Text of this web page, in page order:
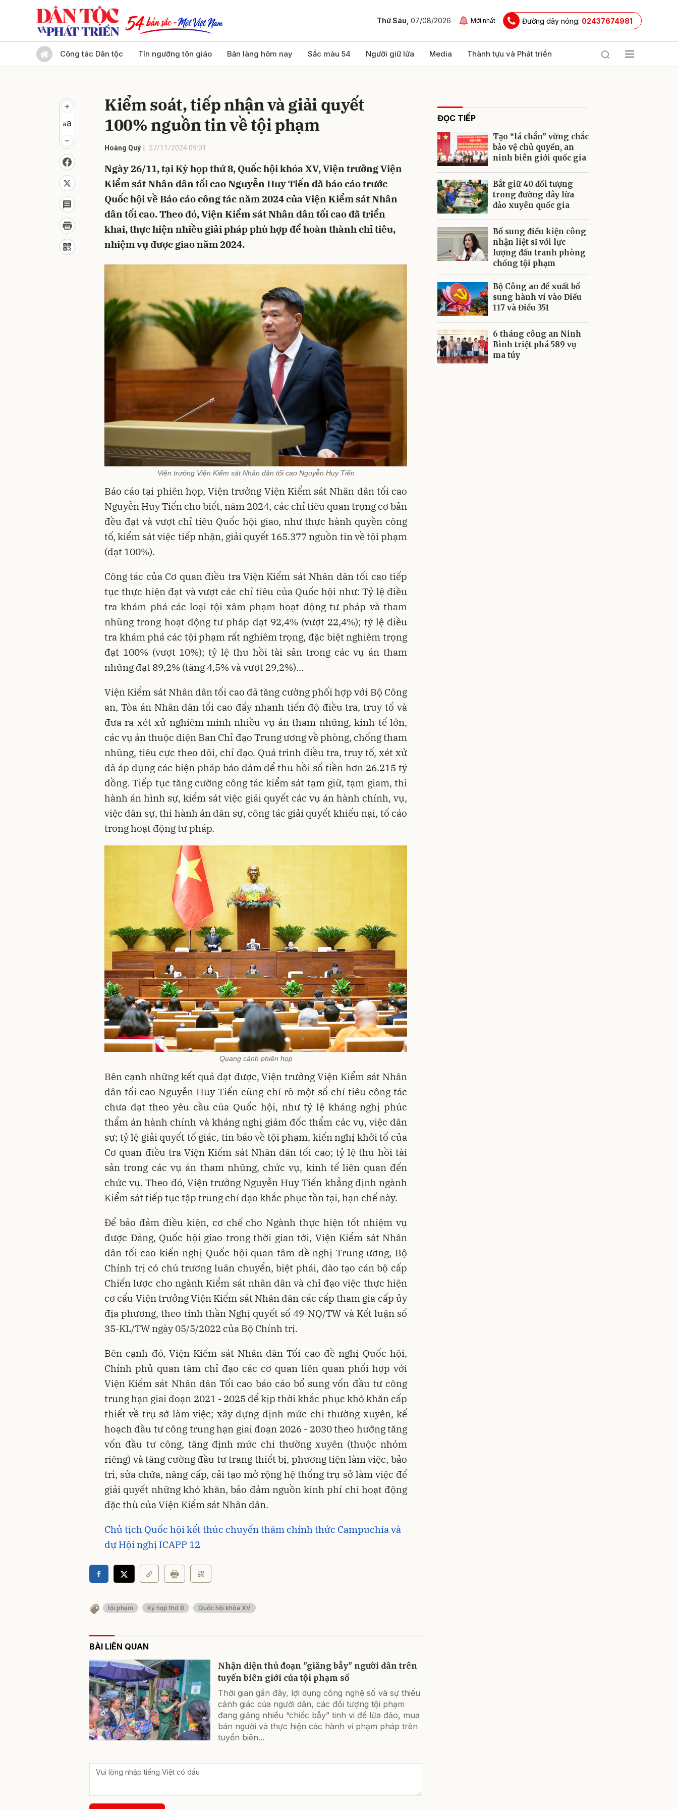
Thứ Sáu, 07/08/2026 Mới nhất Đường dây nóng: 02437674981
Công tác Dân tộc Tín ngưỡng tôn giáo Bản làng hôm nay Sắc màu 54 Người giữ lửa Media Thành tựu và Phát triển
Kiểm soát, tiếp nhận và giải quyết
100% nguồn tin về tội phạm
Hoàng Quý 27/11/2024 09:01
Ngày 26/11, tại Kỳ họp thứ 8, Quốc hội khóa XV, Viện trưởng Viện
Kiểm sát Nhân dân tối cao Nguyễn Huy Tiến đã báo cáo trước
Quốc hội về Báo cáo công tác năm 2024 của Viện Kiểm sát Nhân
dân tối cao. Theo đó, Viện Kiểm sát Nhân dân tối cao đã triển
khai, thực hiện nhiều giải pháp phù hợp để hoàn thành chỉ tiêu,
nhiệm vụ được giao năm 2024.
Viện trưởng Viện Kiểm sát Nhân dân tối cao Nguyễn Huy Tiến
Báo cáo tại phiên họp, Viện trưởng Viện Kiểm sát Nhân dân tối cao
Nguyễn Huy Tiến cho biết, năm 2024, các chỉ tiêu quan trọng cơ bản
đều đạt và vượt chỉ tiêu Quốc hội giao, như thực hành quyền công
tố, kiểm sát việc tiếp nhận, giải quyết 165.377 nguồn tin về tội phạm
(đạt 100%).
Công tác của Cơ quan điều tra Viện Kiểm sát Nhân dân tối cao tiếp
tục thực hiện đạt và vượt các chỉ tiêu của Quốc hội như: Tỷ lệ điều
tra khám phá các loại tội xâm phạm hoạt động tư pháp và tham
nhũng trong hoạt động tư pháp đạt 92,4% (vượt 22,4%); tỷ lệ điều
tra khám phá các tội phạm rất nghiêm trọng, đặc biệt nghiêm trọng
đạt 100% (vượt 10%); tỷ lệ thu hồi tài sản trong các vụ án tham
nhũng đạt 89,2% (tăng 4,5% và vượt 29,2%)…
Viện Kiểm sát Nhân dân tối cao đã tăng cường phối hợp với Bộ Công
an, Tòa án Nhân dân tối cao đẩy nhanh tiến độ điều tra, truy tố và
đưa ra xét xử nghiêm minh nhiều vụ án tham nhũng, kinh tế lớn,
các vụ án thuộc diện Ban Chỉ đạo Trung ương về phòng, chống tham
nhũng, tiêu cực theo dõi, chỉ đạo. Quá trình điều tra, truy tố, xét xử
đã áp dụng các biện pháp bảo đảm để thu hồi số tiền hơn 26.215 tỷ
đồng. Tiếp tục tăng cường công tác kiểm sát tạm giữ, tạm giam, thi
hành án hình sự, kiểm sát việc giải quyết các vụ án hành chính, vụ,
việc dân sự, thi hành án dân sự, công tác giải quyết khiếu nại, tố cáo
trong hoạt động tư pháp.
Quang cảnh phiên họp
Bên cạnh những kết quả đạt được, Viện trưởng Viện Kiểm sát Nhân
dân tối cao Nguyễn Huy Tiến cũng chỉ rõ một số chỉ tiêu công tác
chưa đạt theo yêu cầu của Quốc hội, như tỷ lệ kháng nghị phúc
thẩm án hành chính và kháng nghị giám đốc thẩm các vụ, việc dân
sự; tỷ lệ giải quyết tố giác, tin báo về tội phạm, kiến nghị khởi tố của
Cơ quan điều tra Viện Kiểm sát Nhân dân tối cao; tỷ lệ thu hồi tài
sản trong các vụ án tham nhũng, chức vụ, kinh tế liên quan đến
chức vụ. Theo đó, Viện trưởng Nguyễn Huy Tiến khẳng định ngành
Kiểm sát tiếp tục tập trung chỉ đạo khắc phục tồn tại, hạn chế này.
Để bảo đảm điều kiện, cơ chế cho Ngành thực hiện tốt nhiệm vụ
được Đảng, Quốc hội giao trong thời gian tới, Viện Kiểm sát Nhân
dân tối cao kiến nghị Quốc hội quan tâm đề nghị Trung ương, Bộ
Chính trị có chủ trương luân chuyển, biệt phái, đào tạo cán bộ cấp
Chiến lược cho ngành Kiểm sát nhân dân và chỉ đạo việc thực hiện
cơ cấu Viện trưởng Viện Kiểm sát Nhân dân các cấp tham gia cấp ủy
địa phương, theo tinh thần Nghị quyết số 49-NQ/TW và Kết luận số
35-KL/TW ngày 05/5/2022 của Bộ Chính trị.
Bên cạnh đó, Viện Kiểm sát Nhân dân Tối cao đề nghị Quốc hội,
Chính phủ quan tâm chỉ đạo các cơ quan liên quan phối hợp với
Viện Kiểm sát Nhân dân Tối cao báo cáo bổ sung vốn đầu tư công
trung hạn giai đoạn 2021 - 2025 để kịp thời khắc phục khó khăn cấp
thiết về trụ sở làm việc; xây dựng định mức chi thường xuyên, kế
hoạch đầu tư công trung hạn giai đoạn 2026 - 2030 theo hướng tăng
vốn đầu tư công, tăng định mức chi thường xuyên (thuộc nhóm
riêng) và tăng cường đầu tư trang thiết bị, phương tiện làm việc, bảo
trì, sửa chữa, nâng cấp, cải tạo mở rộng hệ thống trụ sở làm việc để
giải quyết những khó khăn, bảo đảm nguồn kinh phí chi hoạt động
đặc thù của Viện Kiểm sát Nhân dân.
Chủ tịch Quốc hội kết thúc chuyến thăm chính thức Campuchia và
dự Hội nghị ICAPP 12
tội phạm Kỳ họp thứ 8 Quốc hội khóa XV
BÀI LIÊN QUAN
Nhận diện thủ đoạn "giăng bẫy" người dân trên
tuyến biên giới của tội phạm số
Thời gian gần đây, lợi dụng công nghệ số và sự thiếu
cảnh giác của người dân, các đối tượng tội phạm
đang giăng nhiều “chiếc bẫy” tinh vi để lừa đảo, mua
bán người và thực hiện các hành vi phạm pháp trên
tuyến biên...
ĐỌC TIẾP
Tạo “lá chắn” vững chắc
bảo vệ chủ quyền, an
ninh biên giới quốc gia
Bắt giữ 40 đối tượng
trong đường dây lừa
đảo xuyên quốc gia
Bổ sung điều kiện công
nhận liệt sĩ với lực
lượng đấu tranh phòng
chống tội phạm
Bộ Công an đề xuất bổ
sung hành vi vào Điều
117 và Điều 351
6 tháng công an Ninh
Bình triệt phá 589 vụ
ma túy
Gửi bình luận
Hủy Gửi